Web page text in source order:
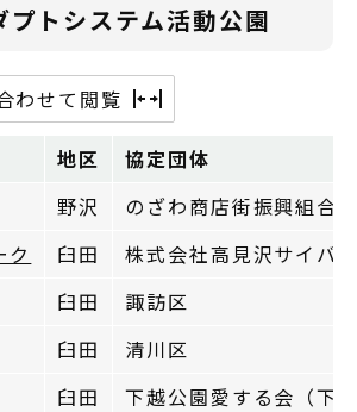
プトシステム活動公園
わせて閲覧
地区
協定団体
野沢
のざわ商店街振興組合
ク
臼田
株式会社高見沢サイバ
臼田
諏訪区
臼田
清川区
臼田
下越公園愛する会（下